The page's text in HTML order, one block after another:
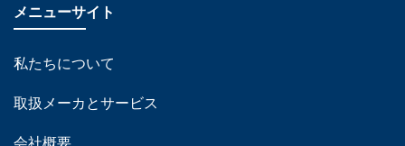
メニューサイト
私たちについて
取扱メーカとサービス